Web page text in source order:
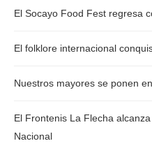
El Socayo Food Fest regresa
El folklore internacional
Nuestros mayores se ponen
El Frontenis La Flecha
Nacional